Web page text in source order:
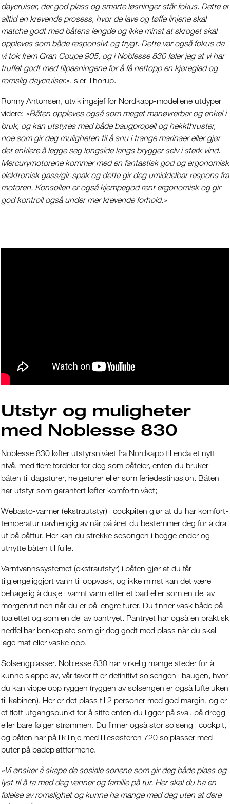
daycruiser, der god plass og smarte løsninger står fokus. Dette er
alltid en krevende prosess, hvor de lave og tøffe linjene skal
matche godt med båtens lengde og ikke minst at skroget skal
oppleves som både responsivt og trygt. Dette var også fokus da
vi tok frem Gran Coupe 905, og i Noblesse 830 føler jeg at vi har
truffet godt med tilpasningene for å få nettopp en kjøreglad og
romslig daycruiser.», sier Thorup.
Ronny Antonsen, utviklingsjef for Nordkapp-modellene utdyper
videre; «Båten oppleves også som meget manøvrerbar og enkel i
bruk, og kan utstyres med både baugpropell og hekkthruster,
noe som gir deg muligheten til å snu i trange marinaer eller gjør
det enklere å legge seg longside langs brygger selv i sterk vind.
Mercurymotorene kommer med en fantastisk god og ergonomisk
elektronisk gass/gir-spak og dette gir deg umiddelbar respons fra
motoren. Konsollen er også kjempegod rent ergonomisk og gir
god kontroll også under mer krevende forhold.»
Utstyr og muligheter
med Noblesse 830
Noblesse 830 løfter utstyrsnivået fra Nordkapp til enda et nytt
nivå, med flere fordeler for deg som båteier, enten du bruker
båten til dagsturer, helgeturer eller som feriedestinasjon. Båten
har utstyr som garantert løfter komfortnivået;
Webasto-varmer (ekstrautstyr) i cockpiten gjør at du har komfort-
temperatur uavhengig av når på året du bestemmer deg for å dra
ut på båttur. Her kan du strekke sesongen i begge ender og
utnytte båten til fulle.
Varntvannssystemet (ekstrautstyr) i båten gjør at du får
tilgjengeliggjort vann til oppvask, og ikke minst kan det være
behagelig å dusje i varmt vann etter et bad eller som en del av
morgenrutinen når du er på lengre turer. Du finner vask både på
toalettet og som en del av pantryet. Pantryet har også en praktisk
nedfellbar benkeplate som gir deg godt med plass når du skal
lage mat eller vaske opp.
Solsengplasser. Noblesse 830 har virkelig mange steder for å
kunne slappe av, vår favoritt er definitivt solsengen i baugen, hvor
du kan vippe opp ryggen (ryggen av solsengen er også lufteluken
til kabinen). Her er det plass til 2 personer med god margin, og er
et flott utgangspunkt for å sitte enten du ligger på svai, på dregg
eller bare følger strømmen. Du finner også stor solseng i cockpit,
og båten har på lik linje med lillesøsteren 720 solplasser med
puter på badeplattformene.
«Vi ønsker å skape de sosiale sonene som gir deg både plass og
lyst til å ta med deg venner og familie på tur. Her skal du ha en
følelse av romslighet og kunne ha mange med deg uten at dere